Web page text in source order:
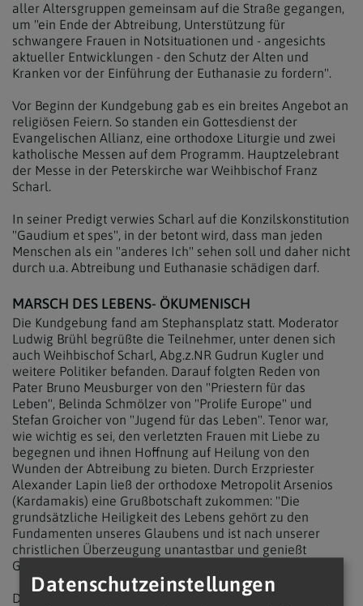
aller Altersgruppen gemeinsam auf die Straße gegangen,
um "ein Ende der Abtreibung, Unterstützung für
schwangere Frauen in Notsituationen und - angesichts
aktueller Entwicklungen - den Schutz der Alten und
Kranken vor der Einführung der Euthanasie zu fordern".
Vor Beginn der Kundgebung gab es ein breites Angebot an
religiösen Feiern. So standen ein Gottesdienst der
Evangelischen Allianz, eine orthodoxe Liturgie und zwei
katholische Messen auf dem Programm. Hauptzelebrant
der Messe in der Peterskirche war Weihbischof Franz
Scharl.
In seiner Predigt verwies Scharl auf die Konzilskonstitution
"Gaudium et spes", in der betont wird, dass man jeden
Menschen als ein "anderes Ich" sehen soll und daher nicht
durch u.a. Abtreibung und Euthanasie schädigen darf.
MARSCH DES LEBENS- ÖKUMENISCH
Die Kundgebung fand am Stephansplatz statt. Moderator
Ludwig Brühl begrüßte die Teilnehmer, unter denen sich
auch Weihbischof Scharl, Abg.z.NR Gudrun Kugler und
weitere Politiker befanden. Darauf folgten Reden von
Pater Bruno Meusburger von den "Priestern für das
Leben", Belinda Schmölzer von "Prolife Europe" und
Stefan Groicher von "Jugend für das Leben". Tenor war,
wie wichtig es sei, den verletzten Frauen mit Liebe zu
begegnen und ihnen Hoffnung auf Heilung von den
Wunden der Abtreibung zu bieten. Durch Erzpriester
Alexander Lapin ließ der orthodoxe Metropolit Arsenios
(Kardamakis) eine Grußbotschaft zukommen: "Die
grundsätzliche Heiligkeit des Lebens gehört zu den
Fundamenten unseres Glaubens und ist nach unserer
christlichen Überzeugung unantastbar und genießt
Gültigkeit - bedingungslos."
Der freikirchliche Pastor Raimund Harta betonte in Bezug
Datenschutzeinstellungen